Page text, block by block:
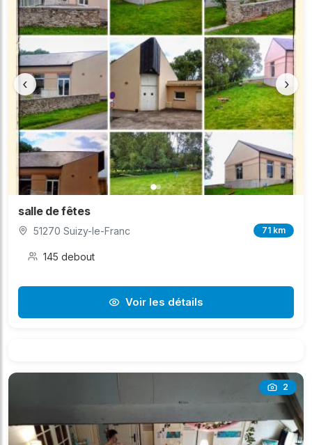
‹ ›
salle de fêtes
51270 Suizy-le-Franc 71 km
145 debout
Voir les détails
2